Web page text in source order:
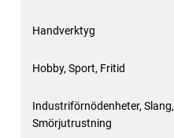
Handverktyg
Hobby, Sport, Fritid
Industriförnödenheter, Slang,
Smörjutrustning